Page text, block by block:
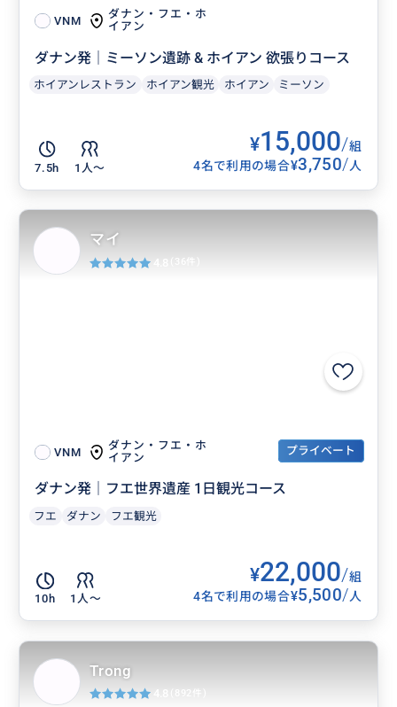
VNM
ダナン・フエ・ホ
イアン
ダナン発｜ミーソン遺跡 & ホイアン 欲張りコース
ホイアンレストラン ホイアン観光 ホイアン ミーソン
7.5h 1人〜
¥15,000/組
4名で利用の場合¥3,750/人
VNM
ダナン・フエ・ホ
イアン
プライベート
ダナン発｜フエ世界遺産 1日観光コース
フエ ダナン フエ観光
10h 1人〜
¥22,000/組
4名で利用の場合¥5,500/人
マイ
4.8 (36件)
Trong
4.8 (892件)